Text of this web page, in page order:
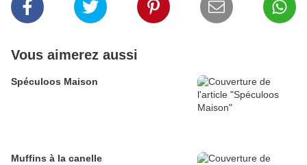
Vous aimerez aussi
Spéculoos Maison
Muffins à la canelle